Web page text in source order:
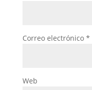
Correo electrónico *
Web